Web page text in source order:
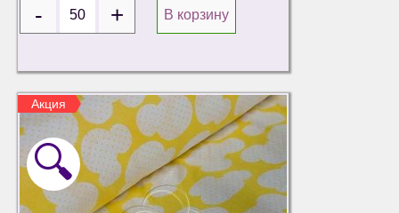
В корзину
Акция
🔍